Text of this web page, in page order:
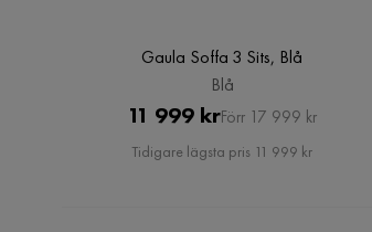
Gaula Soffa 3 Sits, Blå
Blå
Pris
11 999 krOriginal
Pris
Förr 17 999 kr
Tidigare lägsta pris 11 999 kr